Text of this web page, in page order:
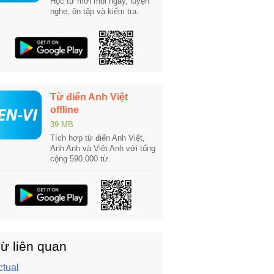
nghe, ôn tập và kiểm tra.
Từ điển Anh Việt
offline
39 MB
Tích hợp từ điển Anh Việt,
Anh Anh và Việt Anh với tổng
cộng 590.000 từ.
liên quan